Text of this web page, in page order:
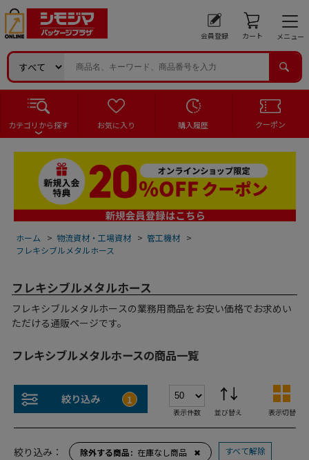
会員登録 カート メニュー
カテゴリから探す お気に入り 購入履歴 クーポン
ホーム > 物流資材・工場資材 > 管工機材 >
フレキシブルメタルホース
フレキシブルメタルホース
フレキシブルメタルホースの業務用商品をお安い価格でお求めい
ただける通販ページです。
フレキシブルメタルホースの商品一覧
絞り込み 1
表示件数 並び替え 表示切替
絞り込み： 除外する商品 在庫なし商品 ✖ すべて解除